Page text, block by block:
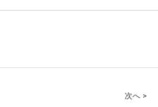
次へ >